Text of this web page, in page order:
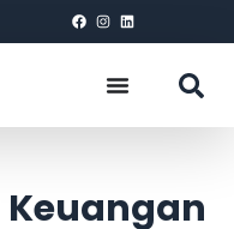
Keuangan